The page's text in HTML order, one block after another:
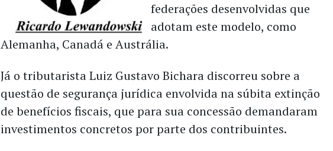
federações desenvolvidas que
adotam este modelo, como
Alemanha, Canadá e Austrália.
Já o tributarista Luiz Gustavo Bichara discorreu sobre a
questão de segurança jurídica envolvida na súbita extinção
de benefícios fiscais, que para sua concessão demandaram
investimentos concretos por parte dos contribuintes.